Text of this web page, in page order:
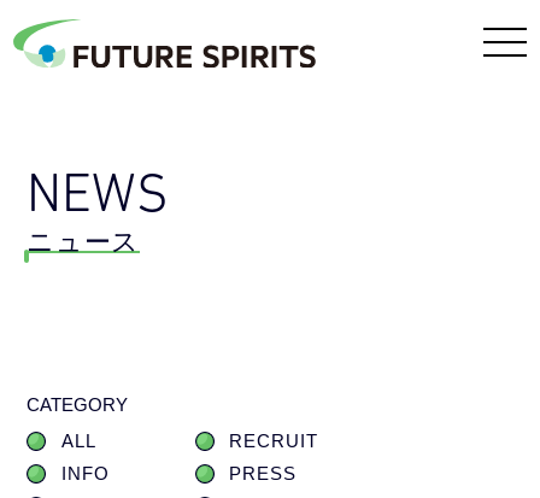
NEWS
ニュース
CATEGORY
ALL
RECRUIT
INFO
PRESS